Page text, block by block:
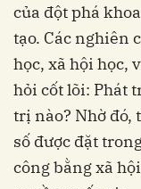
của đột phá
tạo. Các nghiên
học, xã hội học,
hỏi cốt lõi: Phát
trị nào? Nhờ đó,
số được đặt
công bằng xã